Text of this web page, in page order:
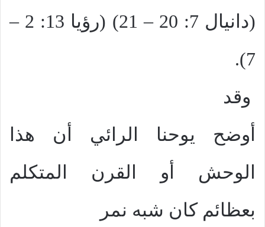
(دانيال 7: 20 – 21) (رؤيا 13: 2 –
7).
وقد
أوضح يوحنا الرائي أن هذا
الوحش أو القرن المتكلم
بعظائم كان شبه نمر